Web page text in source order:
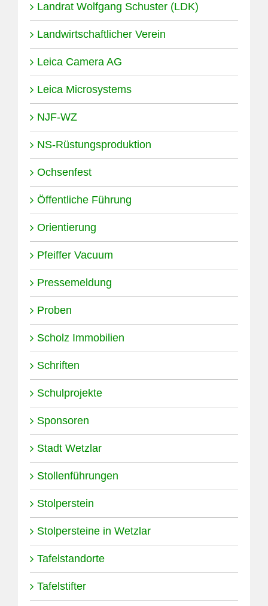
Landrat Wolfgang Schuster (LDK)
Landwirtschaftlicher Verein
Leica Camera AG
Leica Microsystems
NJF-WZ
NS-Rüstungsproduktion
Ochsenfest
Öffentliche Führung
Orientierung
Pfeiffer Vacuum
Pressemeldung
Proben
Scholz Immobilien
Schriften
Schulprojekte
Sponsoren
Stadt Wetzlar
Stollenführungen
Stolperstein
Stolpersteine in Wetzlar
Tafelstandorte
Tafelstifter